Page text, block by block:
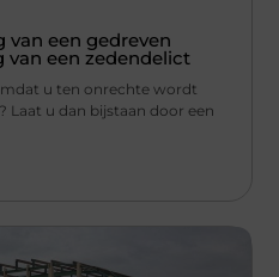
een gedreven
van een zedendelict
u ten onrechte wordt
Laat u dan bijstaan door een